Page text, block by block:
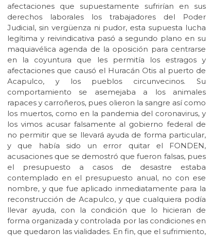
afectaciones que supuestamente sufrirían en sus
derechos laborales los trabajadores del Poder
Judicial, sin vergüenza ni pudor, esta supuesta lucha
legítima y reivindicativa pasó a segundo plano en su
maquiavélica agenda de la oposición para centrarse
en la coyuntura que les permitía los estragos y
afectaciones que causó el Huracán Otis al puerto de
Acapulco, y los pueblos circunvecinos. Su
comportamiento se asemejaba a los animales
rapaces y carroñeros, pues olieron la sangre así como
los muertos, como en la pandemia del coronavirus, y
los vimos acusar falsamente al gobierno federal de
no permitir que se llevará ayuda de forma particular,
y que había sido un error quitar el FONDEN,
acusaciones que se demostró que fueron falsas, pues
el presupuesto a casos de desastre estaba
contemplado en el presupuesto anual, no con ese
nombre, y que fue aplicado inmediatamente para la
reconstrucción de Acapulco, y que cualquiera podía
llevar ayuda, con la condición que lo hicieran de
forma organizada y controlada por las condiciones en
que quedaron las vialidades. En fin, que el sufrimiento,